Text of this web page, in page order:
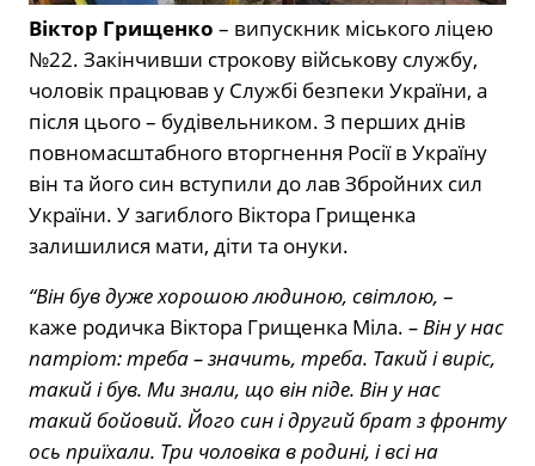
Віктор Грищенко – випускник міського ліцею
№22. Закінчивши строкову військову службу,
чоловік працював у Службі безпеки України, а
після цього – будівельником. З перших днів
повномасштабного вторгнення Росії в Україну
він та його син вступили до лав Збройних сил
України. У загиблого Віктора Грищенка
залишилися мати, діти та онуки.
“Він був дуже хорошою людиною, світлою, –
каже родичка Віктора Грищенка Міла. – Він у нас
патріот: треба – значить, треба. Такий і виріс,
такий і був. Ми знали, що він піде. Він у нас
такий бойовий. Його син і другий брат з фронту
ось приїхали. Три чоловіка в родині, і всі на